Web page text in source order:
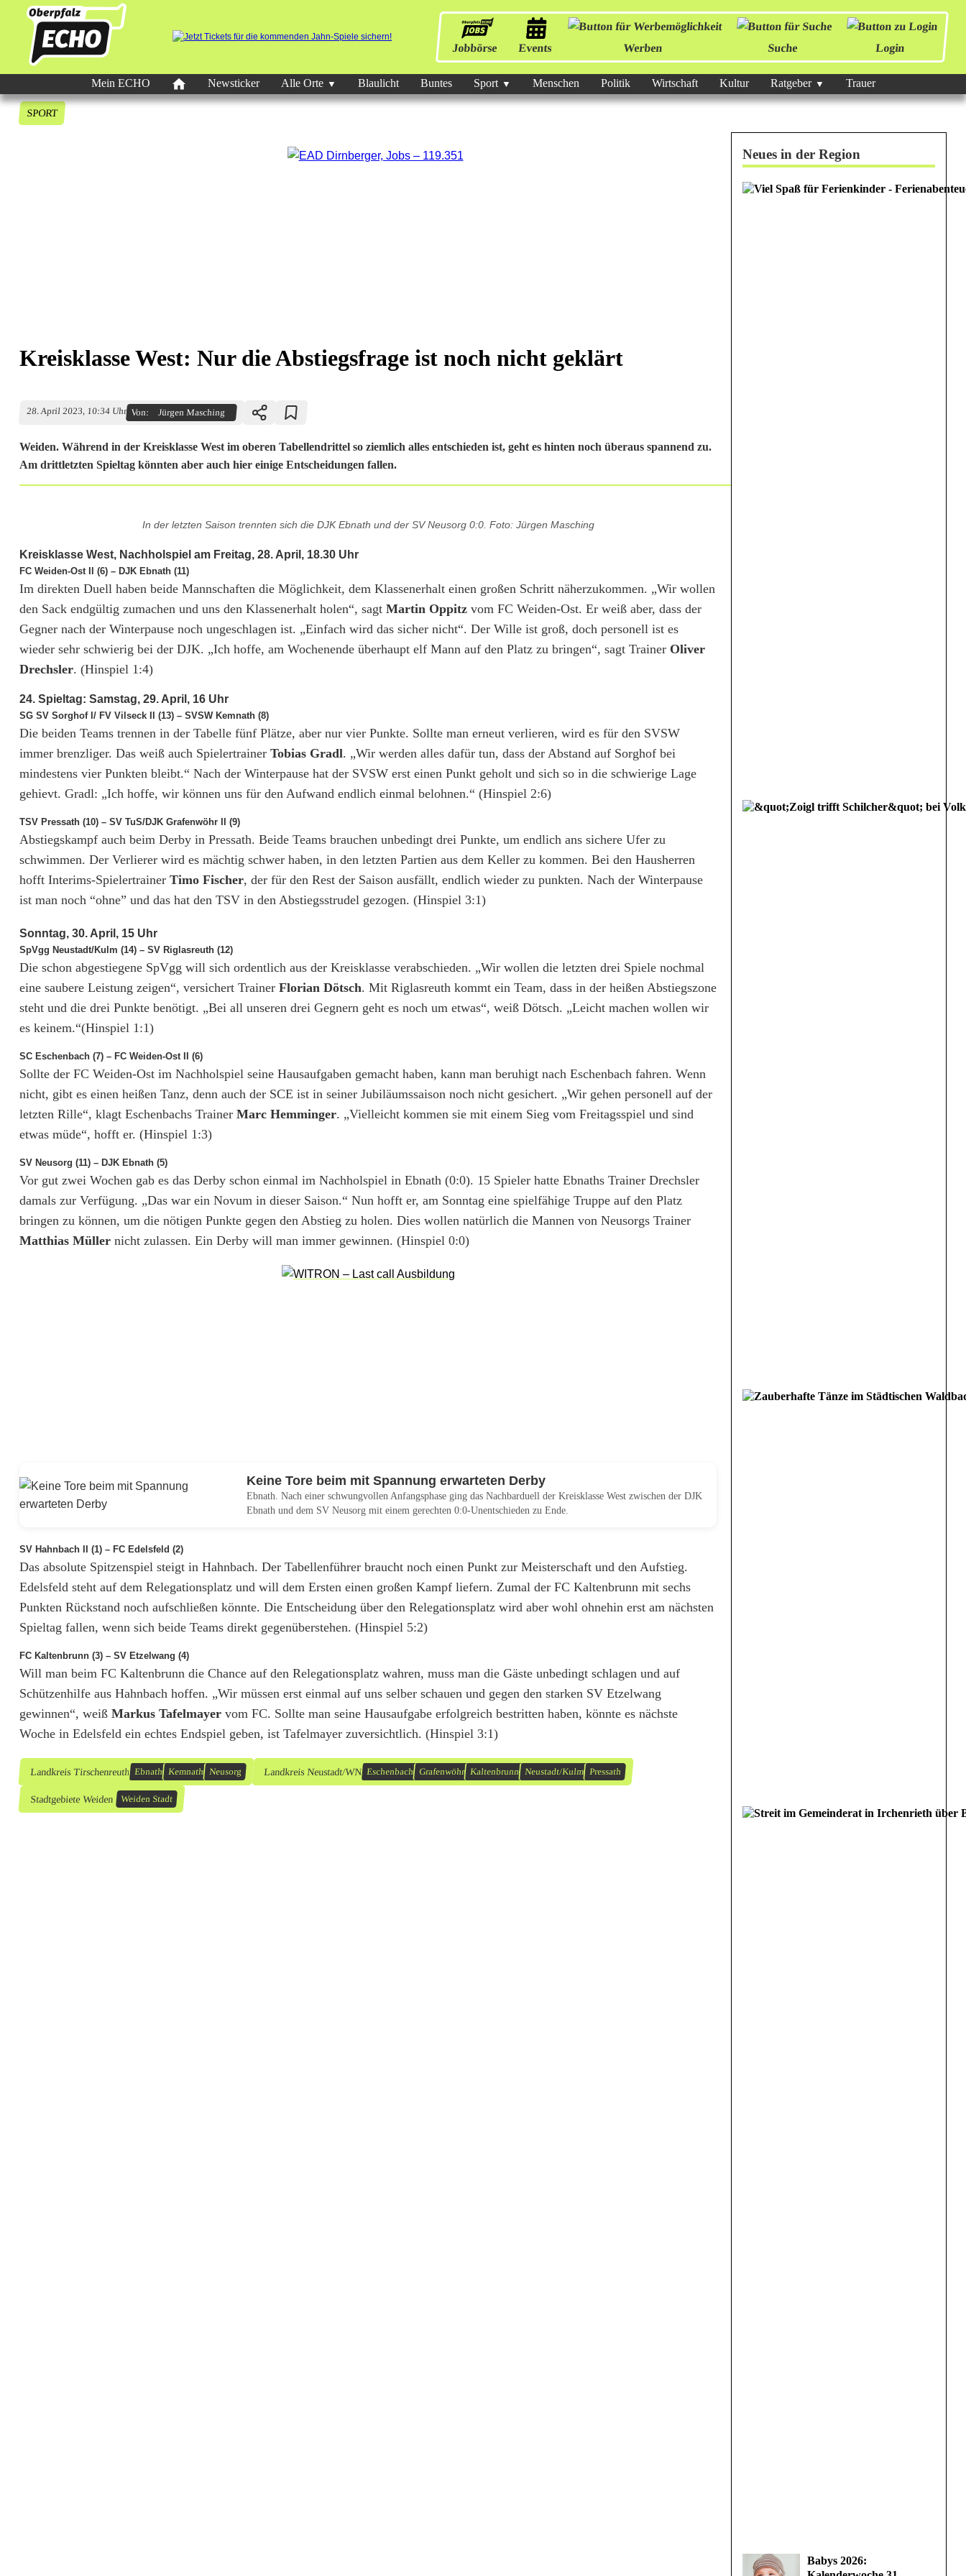
Jobbörse Events Werben Suche Login
Mein ECHO Newsticker Alle Orte Blaulicht Buntes Sport Menschen Politik Wirtschaft Kultur Ratgeber Trauer
SPORT
Kreisklasse West: Nur die Abstiegsfrage ist noch nicht geklärt
28. April 2023, 10:34 Uhr Von: Jürgen Masching
Weiden. Während in der Kreisklasse West im oberen Tabellendrittel so ziemlich alles entschieden ist, geht es hinten noch überaus spannend zu.
Am drittletzten Spieltag könnten aber auch hier einige Entscheidungen fallen.
e
i
s
k
l
a
s
s
W
e
s
t
N
u
r
d
i
e
A
b
s
t
i
e
n
o
c
h
n
i
c
h
t
g
In der letzten Saison trennten sich die DJK Ebnath und der SV Neusorg 0:0. Foto: Jürgen Masching
Kreisklasse West, Nachholspiel am Freitag, 28. April, 18.30 Uhr
FC Weiden-Ost II (6) – DJK Ebnath (11)
Im direkten Duell haben beide Mannschaften die Möglichkeit, dem Klassenerhalt einen großen Schritt näherzukommen. „Wir wollen
den Sack endgültig zumachen und uns den Klassenerhalt holen“, sagt Martin Oppitz vom FC Weiden-Ost. Er weiß aber, dass der
Gegner nach der Winterpause noch ungeschlagen ist. „Einfach wird das sicher nicht“. Der Wille ist groß, doch personell ist es
wieder sehr schwierig bei der DJK. „Ich hoffe, am Wochenende überhaupt elf Mann auf den Platz zu bringen“, sagt Trainer Oliver
Drechsler. (Hinspiel 1:4)
24. Spieltag: Samstag, 29. April, 16 Uhr
SG SV Sorghof I/ FV Vilseck II (13) – SVSW Kemnath (8)
Die beiden Teams trennen in der Tabelle fünf Plätze, aber nur vier Punkte. Sollte man erneut verlieren, wird es für den SVSW
immer brenzliger. Das weiß auch Spielertrainer Tobias Gradl. „Wir werden alles dafür tun, dass der Abstand auf Sorghof bei
mindestens vier Punkten bleibt.“ Nach der Winterpause hat der SVSW erst einen Punkt geholt und sich so in die schwierige Lage
gehievt. Gradl: „Ich hoffe, wir können uns für den Aufwand endlich einmal belohnen.“ (Hinspiel 2:6)
TSV Pressath (10) – SV TuS/DJK Grafenwöhr II (9)
Abstiegskampf auch beim Derby in Pressath. Beide Teams brauchen unbedingt drei Punkte, um endlich ans sichere Ufer zu
schwimmen. Der Verlierer wird es mächtig schwer haben, in den letzten Partien aus dem Keller zu kommen. Bei den Hausherren
hofft Interims-Spielertrainer Timo Fischer, der für den Rest der Saison ausfällt, endlich wieder zu punkten. Nach der Winterpause
ist man noch “ohne” und das hat den TSV in den Abstiegsstrudel gezogen. (Hinspiel 3:1)
Sonntag, 30. April, 15 Uhr
SpVgg Neustadt/Kulm (14) – SV Riglasreuth (12)
Die schon abgestiegene SpVgg will sich ordentlich aus der Kreisklasse verabschieden. „Wir wollen die letzten drei Spiele nochmal
eine saubere Leistung zeigen“, versichert Trainer Florian Dötsch. Mit Riglasreuth kommt ein Team, dass in der heißen Abstiegszone
steht und die drei Punkte benötigt. „Bei all unseren drei Gegnern geht es noch um etwas“, weiß Dötsch. „Leicht machen wollen wir
es keinem.“(Hinspiel 1:1)
SC Eschenbach (7) – FC Weiden-Ost II (6)
Sollte der FC Weiden-Ost im Nachholspiel seine Hausaufgaben gemacht haben, kann man beruhigt nach Eschenbach fahren. Wenn
nicht, gibt es einen heißen Tanz, denn auch der SCE ist in seiner Jubiläumssaison noch nicht gesichert. „Wir gehen personell auf der
letzten Rille“, klagt Eschenbachs Trainer Marc Hemminger. „Vielleicht kommen sie mit einem Sieg vom Freitagsspiel und sind
etwas müde“, hofft er. (Hinspiel 1:3)
SV Neusorg (11) – DJK Ebnath (5)
Vor gut zwei Wochen gab es das Derby schon einmal im Nachholspiel in Ebnath (0:0). 15 Spieler hatte Ebnaths Trainer Drechsler
damals zur Verfügung. „Das war ein Novum in dieser Saison.“ Nun hofft er, am Sonntag eine spielfähige Truppe auf den Platz
bringen zu können, um die nötigen Punkte gegen den Abstieg zu holen. Dies wollen natürlich die Mannen von Neusorgs Trainer
Matthias Müller nicht zulassen. Ein Derby will man immer gewinnen. (Hinspiel 0:0)
Keine Tore beim mit Spannung erwarteten Derby
Ebnath. Nach einer schwungvollen Anfangsphase ging das Nachbarduell der Kreisklasse West zwischen der DJK
Ebnath und dem SV Neusorg mit einem gerechten 0:0-Unentschieden zu Ende.
SV Hahnbach II (1) – FC Edelsfeld (2)
Das absolute Spitzenspiel steigt in Hahnbach. Der Tabellenführer braucht noch einen Punkt zur Meisterschaft und den Aufstieg.
Edelsfeld steht auf dem Relegationsplatz und will dem Ersten einen großen Kampf liefern. Zumal der FC Kaltenbrunn mit sechs
Punkten Rückstand noch aufschließen könnte. Die Entscheidung über den Relegationsplatz wird aber wohl ohnehin erst am nächsten
Spieltag fallen, wenn sich beide Teams direkt gegenüberstehen. (Hinspiel 5:2)
FC Kaltenbrunn (3) – SV Etzelwang (4)
Will man beim FC Kaltenbrunn die Chance auf den Relegationsplatz wahren, muss man die Gäste unbedingt schlagen und auf
Schützenhilfe aus Hahnbach hoffen. „Wir müssen erst einmal auf uns selber schauen und gegen den starken SV Etzelwang
gewinnen“, weiß Markus Tafelmayer vom FC. Sollte man seine Hausaufgabe erfolgreich bestritten haben, könnte es nächste
Woche in Edelsfeld ein echtes Endspiel geben, ist Tafelmayer zuversichtlich. (Hinspiel 3:1)
Landkreis Tirschenreuth Ebnath Kemnath Neusorg Landkreis Neustadt/WN Eschenbach Grafenwöhr Kaltenbrunn Neustadt/Kulm Pressath
Stadtgebiete Weiden Weiden Stadt
Neues in der Region
Babys 2026: